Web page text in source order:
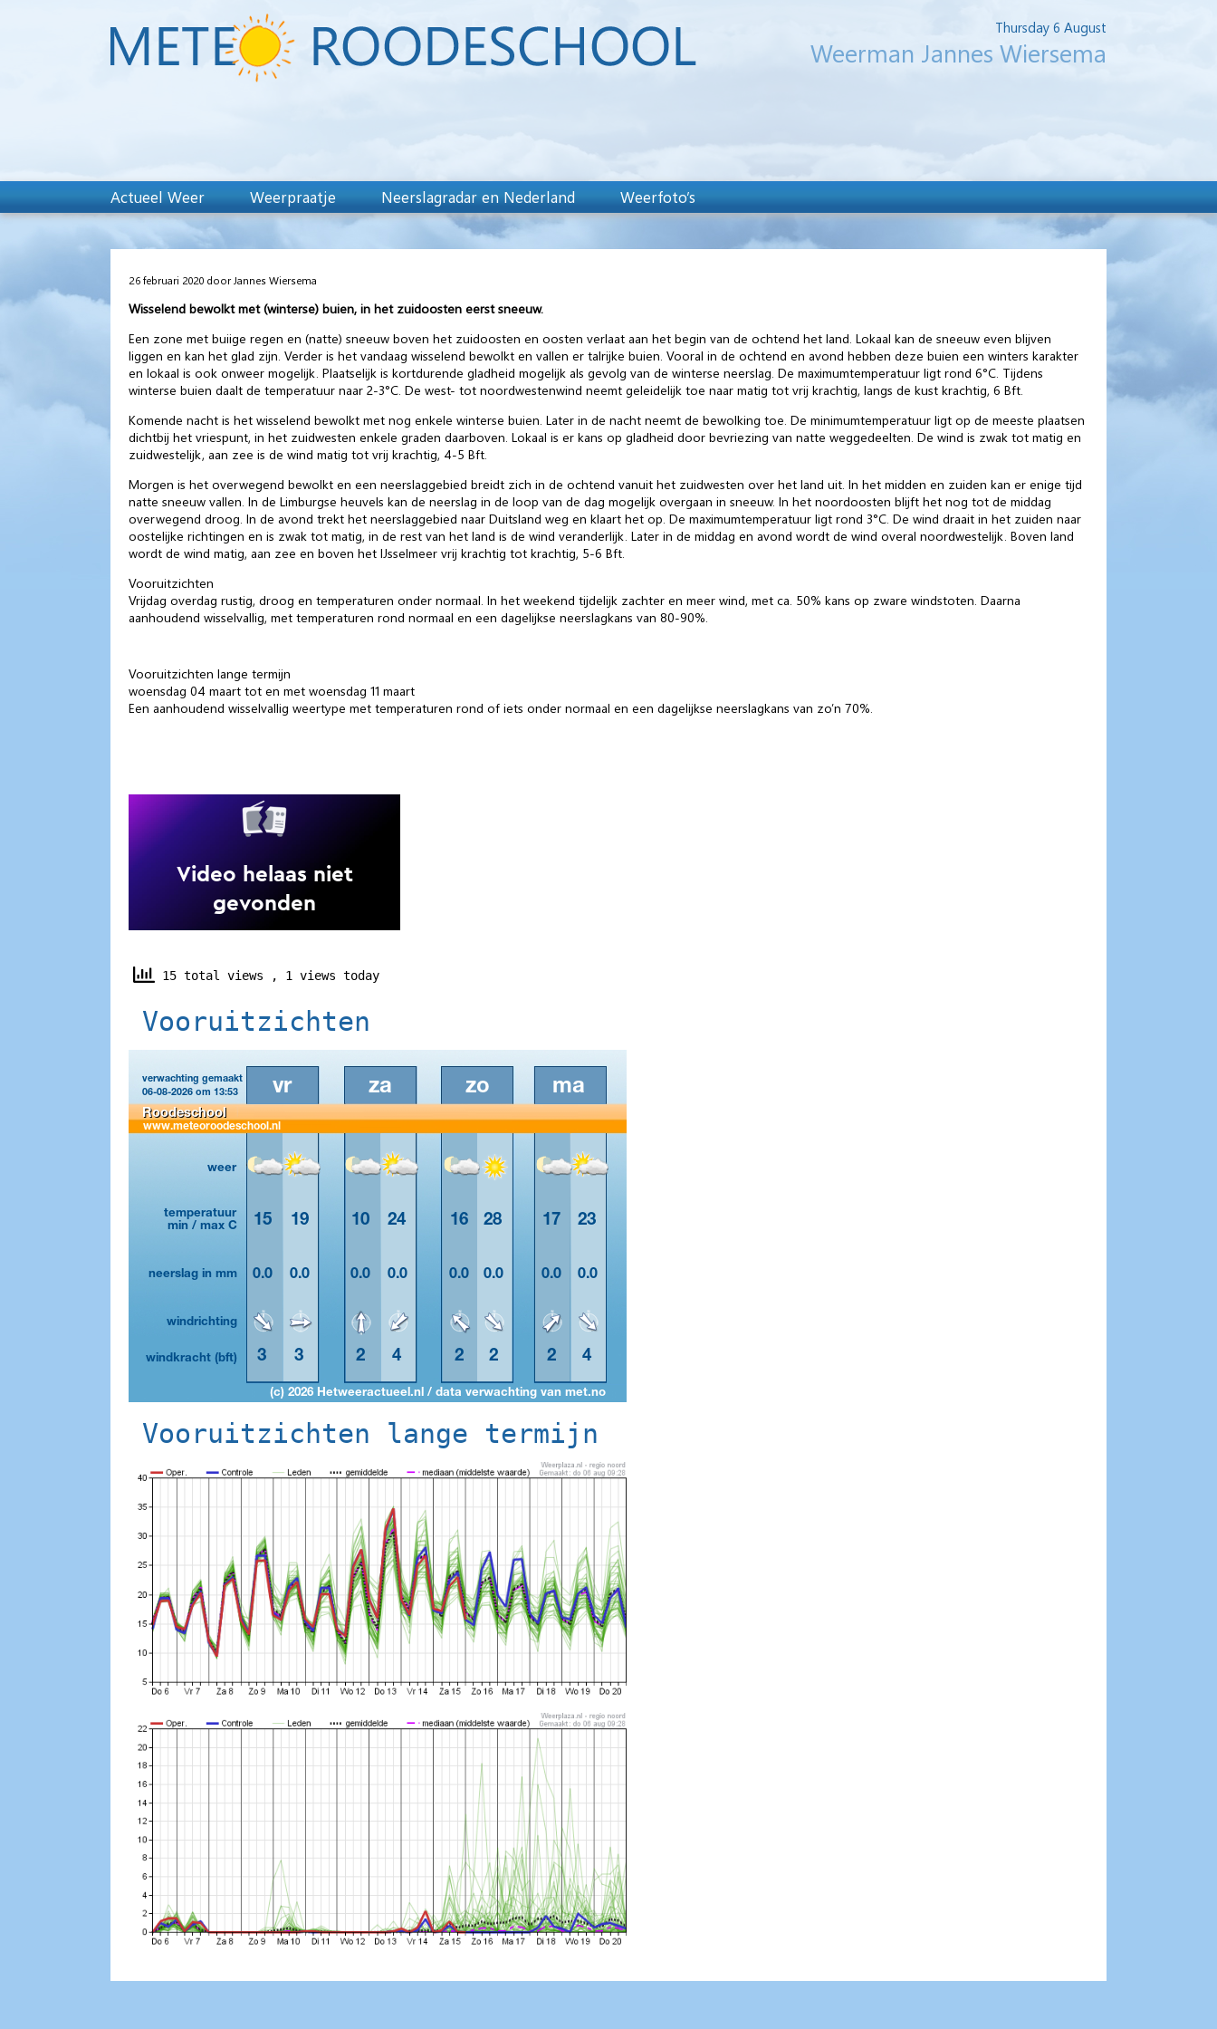
Thursday 6 August
Weerman Jannes Wiersema
Actueel Weer Weerpraatje Neerslagradar en Nederland Weerfoto’s
26 februari 2020 door Jannes Wiersema
Wisselend bewolkt met (winterse) buien, in het zuidoosten eerst sneeuw.
Een zone met buiige regen en (natte) sneeuw boven het zuidoosten en oosten verlaat aan het begin van de ochtend het land. Lokaal kan de sneeuw even blijven
liggen en kan het glad zijn. Verder is het vandaag wisselend bewolkt en vallen er talrijke buien. Vooral in de ochtend en avond hebben deze buien een winters karakter
en lokaal is ook onweer mogelijk. Plaatselijk is kortdurende gladheid mogelijk als gevolg van de winterse neerslag. De maximumtemperatuur ligt rond 6°C. Tijdens
winterse buien daalt de temperatuur naar 2-3°C. De west- tot noordwestenwind neemt geleidelijk toe naar matig tot vrij krachtig, langs de kust krachtig, 6 Bft.
Komende nacht is het wisselend bewolkt met nog enkele winterse buien. Later in de nacht neemt de bewolking toe. De minimumtemperatuur ligt op de meeste plaatsen
dichtbij het vriespunt, in het zuidwesten enkele graden daarboven. Lokaal is er kans op gladheid door bevriezing van natte weggedeelten. De wind is zwak tot matig en
zuidwestelijk, aan zee is de wind matig tot vrij krachtig, 4-5 Bft.
Morgen is het overwegend bewolkt en een neerslaggebied breidt zich in de ochtend vanuit het zuidwesten over het land uit. In het midden en zuiden kan er enige tijd
natte sneeuw vallen. In de Limburgse heuvels kan de neerslag in de loop van de dag mogelijk overgaan in sneeuw. In het noordoosten blijft het nog tot de middag
overwegend droog. In de avond trekt het neerslaggebied naar Duitsland weg en klaart het op. De maximumtemperatuur ligt rond 3°C. De wind draait in het zuiden naar
oostelijke richtingen en is zwak tot matig, in de rest van het land is de wind veranderlijk. Later in de middag en avond wordt de wind overal noordwestelijk. Boven land
wordt de wind matig, aan zee en boven het IJsselmeer vrij krachtig tot krachtig, 5-6 Bft.
Vooruitzichten
Vrijdag overdag rustig, droog en temperaturen onder normaal. In het weekend tijdelijk zachter en meer wind, met ca. 50% kans op zware windstoten. Daarna
aanhoudend wisselvallig, met temperaturen rond normaal en een dagelijkse neerslagkans van 80-90%.
Vooruitzichten lange termijn
woensdag 04 maart tot en met woensdag 11 maart
Een aanhoudend wisselvallig weertype met temperaturen rond of iets onder normaal en een dagelijkse neerslagkans van zo’n 70%.
15 total views , 1 views today
Vooruitzichten
Vooruitzichten lange termijn